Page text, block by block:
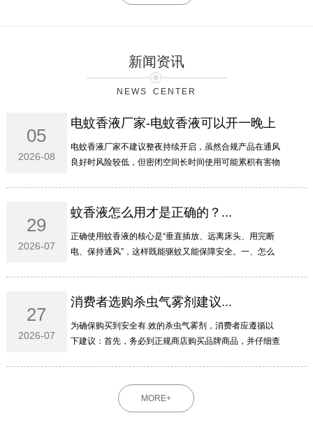
新闻资讯
NEWS CENTER
05
2026-08
电蚊香液厂家-电蚊香液可以开一晚上
吗...
电蚊香液厂家不建议整夜持续开启‌，虽然合规产品在通风
良好时风险较低，但密闭空间长时间使用可能累积有害物
29
2026-07
蚊香液怎么用才是正确的？...
正确使用蚊香液的核心是“垂直插放、远离床头、用完断
电、保持通风”‌，这样既能驱蚊又能保障安全。‌‌‌一、怎么
27
2026-07
消费者选购杀虫气雾剂建议...
为确保购买到安全有.效的杀虫气雾剂，消费者应遵循以
下建议：首先，务必到正规商店购买品牌商品，并仔细查
MORE+